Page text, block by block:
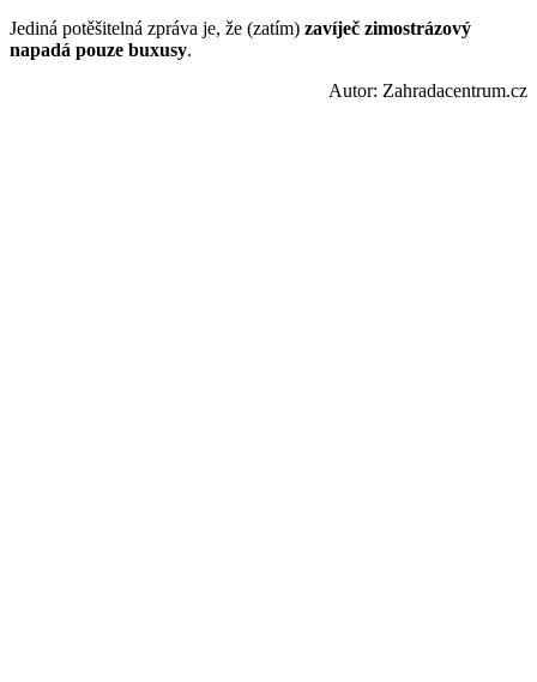
Jediná potěšitelná zpráva je, že (zatím) zavíječ zimostrázový
napadá pouze buxusy.
Autor: Zahradacentrum.cz